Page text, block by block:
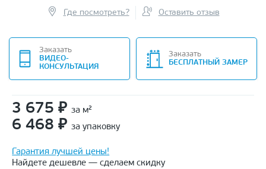
Где посмотреть? Оставить отзыв
Заказать
ВИДЕО-
КОНСУЛЬТАЦИЯ
Заказать
БЕСПЛАТНЫЙ ЗАМЕР
3 675 ₽ за м²
6 468 ₽ за упаковку
Гарантия лучшей цены!
Найдете дешевле — сделаем скидку